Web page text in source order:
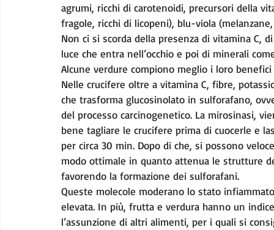
agrumi, ricchi di carotenoidi, precursori della
fragole, ricchi di licopeni), blu-viola
Non ci si scorda della presenza di vitamina C,
luce che entra nell’occhio e poi di minerali
Alcune verdure compiono meglio i loro
Nelle crucifere oltre a vitamina C, fibre,
che trasforma glucosinolato in sulforafano,
del processo carcinogenetico. La mirosinasi,
bene tagliare le crucifere prima di cuocerle e
per circa 30 min. Dopo di che, si possono
modo ottimale in quanto attenua le strutture
favorendo la formazione dei sulforafani.
Queste molecole moderano lo stato
elevata. In più, frutta e verdura hanno un
l’assunzione di altri alimenti, per i quali si